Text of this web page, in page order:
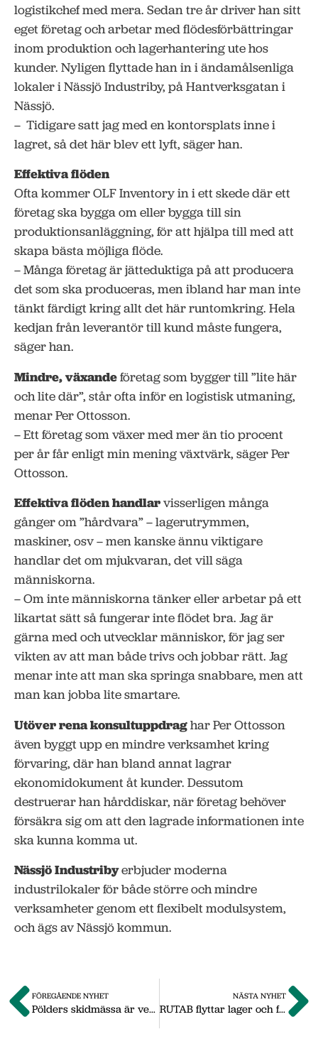
logistikchef med mera. Sedan tre år driver han sitt
eget företag och arbetar med flödesförbättringar
inom produktion och lagerhantering ute hos
kunder. Nyligen flyttade han in i ändamålsenliga
lokaler i Nässjö Industriby, på Hantverksgatan i
Nässjö.
– Tidigare satt jag med en kontorsplats inne i
lagret, så det här blev ett lyft, säger han.
Effektiva flöden
Ofta kommer OLF Inventory in i ett skede där ett
företag ska bygga om eller bygga till sin
produktionsanläggning, för att hjälpa till med att
skapa bästa möjliga flöde.
– Många företag är jätteduktiga på att producera
det som ska produceras, men ibland har man inte
tänkt färdigt kring allt det här runtomkring. Hela
kedjan från leverantör till kund måste fungera,
säger han.
Mindre, växandeföretag som bygger till ”lite här
och lite där”, står ofta inför en logistisk utmaning,
menar Per Ottosson.
– Ett företag som växer med mer än tio procent
per år får enligt min mening växtvärk, säger Per
Ottosson.
Effektiva flöden handlarvisserligen många
gånger om ”hårdvara” – lagerutrymmen,
maskiner, osv – men kanske ännu viktigare
handlar det om mjukvaran, det vill säga
människorna.
– Om inte människorna tänker eller arbetar på ett
likartat sätt så fungerar inte flödet bra. Jag är
gärna med och utvecklar människor, för jag ser
vikten av att man både trivs och jobbar rätt. Jag
menar inte att man ska springa snabbare, men att
man kan jobba lite smartare.
Utöver rena konsultuppdraghar Per Ottosson
även byggt upp en mindre verksamhet kring
förvaring, där han bland annat lagrar
ekonomidokument åt kunder. Dessutom
destruerar han hårddiskar, när företag behöver
försäkra sig om att den lagrade informationen inte
ska kunna komma ut.
Nässjö Industribyerbjuder moderna
industrilokaler för både större och mindre
verksamheter genom ett flexibelt modulsystem,
och ägs av Nässjö kommun.
FÖREGÅENDE NYHET
Pölders skidmässa är verkligen ”på spåret”
NÄSTA NYHET
RUTAB flyttar lager och förädling till Nässjö